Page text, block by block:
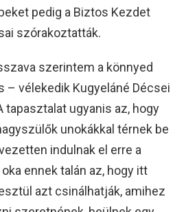
pedig a Biztos Kezdet
szórakoztatták.
szerintem a könnyed
– vélekedik Kugyeláné Décsei
tapasztalat ugyanis az, hogy
unokákkal térnek be
indulnak el erre a
ennek talán az, hogy itt
azt csinálhatják, amihez